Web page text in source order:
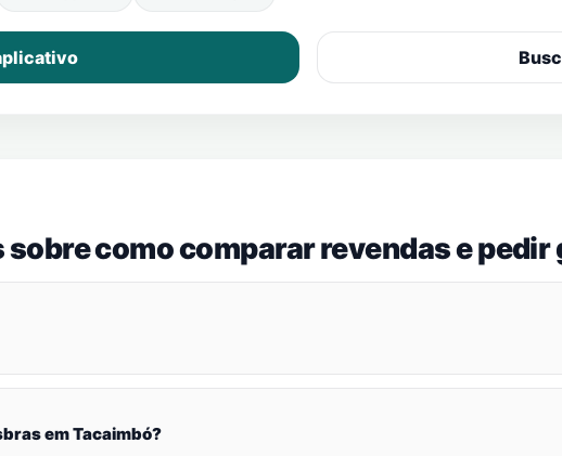
como comparar revendas e pedir
em Tacaimbó?